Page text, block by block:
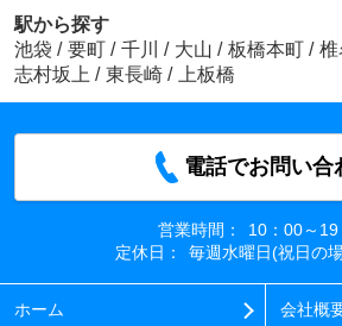
駅から探す
池袋 / 要町 / 千川 / 大山 / 板橋本町 / 椎
志村坂上 / 東長崎 / 上板橋
電話でお問い合
営業時間：
10：00～
定休日：
毎週水曜日(祝日の
ホーム 会社概